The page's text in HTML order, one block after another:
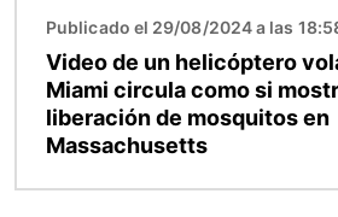
Publicado el 29/08/2024 a las
Video de un helicóptero
Miami circula como si
liberación de mosquitos en
Massachusetts